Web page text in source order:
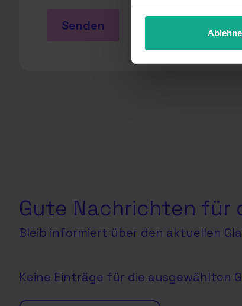
unter Details
Senden
Gute Nachrichten für
Bleib informiert über den aktuellen
Keine Einträge für die ausgewählten